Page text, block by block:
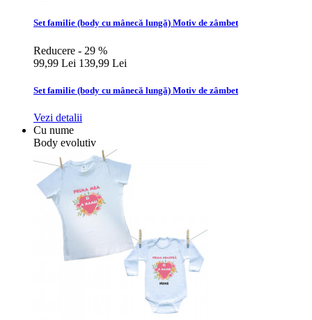
Set familie (body cu mânecă lungă) Motiv de zâmbet
Reducere - 29 %
99,99 Lei 139,99 Lei
Set familie (body cu mânecă lungă) Motiv de zâmbet
Vezi detalii
Cu nume
Body evolutiv